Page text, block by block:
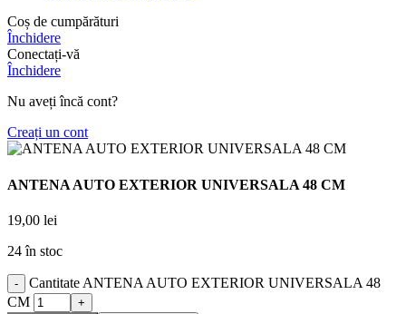
Coș de cumpărături
Închidere
Conectați-vă
Închidere
Nu aveți încă cont?
Creați un cont
ANTENA AUTO EXTERIOR UNIVERSALA 48 CM
19,00 lei
24 în stoc
Cantitate ANTENA AUTO EXTERIOR UNIVERSALA 48
CM